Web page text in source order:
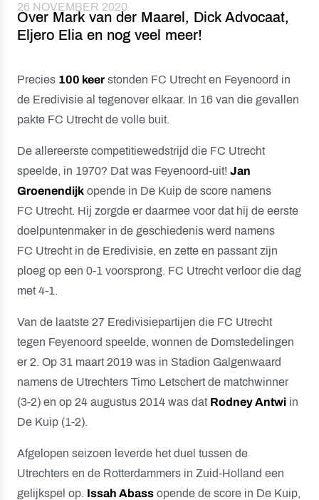
26 NOVEMBER 2020
Over Mark van der Maarel, Dick Advocaat,
Eljero Elia en nog veel meer!
Precies 100 keer stonden FC Utrecht en Feyenoord in
de Eredivisie al tegenover elkaar. In 16 van die gevallen
pakte FC Utrecht de volle buit.
De allereerste competitiewedstrijd die FC Utrecht
speelde, in 1970? Dat was Feyenoord-uit! Jan
Groenendijk opende in De Kuip de score namens
FC Utrecht. Hij zorgde er daarmee voor dat hij de eerste
doelpuntenmaker in de geschiedenis werd namens
FC Utrecht in de Eredivisie, en zette en passant zijn
ploeg op een 0-1 voorsprong. FC Utrecht verloor die dag
met 4-1.
Van de laatste 27 Eredivisiepartijen die FC Utrecht
tegen Feyenoord speelde, wonnen de Domstedelingen
er 2. Op 31 maart 2019 was in Stadion Galgenwaard
namens de Utrechters Timo Letschert de matchwinner
(3-2) en op 24 augustus 2014 was dat Rodney Antwi in
De Kuip (1-2).
Afgelopen seizoen leverde het duel tussen de
Utrechters en de Rotterdammers in Zuid-Holland een
gelijkspel op. Issah Abass opende de score in De Kuip,